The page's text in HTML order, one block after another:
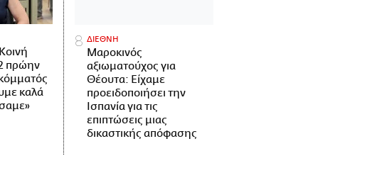
πρώην
καλά
ΔΙΕΘΝΗ
Μαροκινός
αξιωματούχος για
Θέουτα: Είχαμε
προειδοποιήσει την
Ισπανία για τις
επιπτώσεις μιας
δικαστικής απόφασης